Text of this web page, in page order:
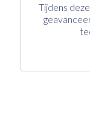
Tijdens